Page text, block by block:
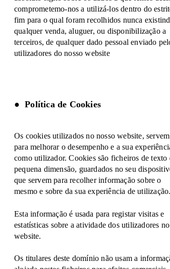
comprometemo-nos a utilizá-los dentro do
fim para o qual foram recolhidos nunca
qualquer venda, aluguer, ou disponibilização a
terceiros, de qualquer dado pessoal enviado
utilizadores do nosso website
Política de Cookies
Os cookies utilizados no nosso website, servem
para melhorar o desempenho e a sua
como utilizador. Cookies são ficheiros de texto
pequena dimensão, guardados no seu
que servem para recolher informação sobre o
mesmo e sobre da sua experiência de utilização.
Esta informação é usada para registar visitas e
estatísticas sobre a atividade dos utilizadores no
website.
Os titulares deste domínio não usam a